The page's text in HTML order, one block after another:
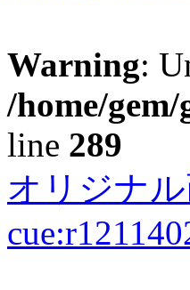
Warning:
/home/
line 289
オリジナ